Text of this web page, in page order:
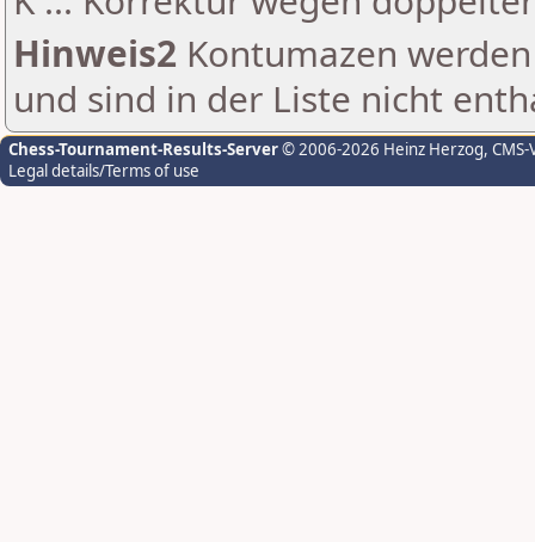
Hinweis2 Kontumazen
und sind in der Liste nicht
Chess-Tournament-Results-Server© 2006-2026 Heinz Herzog,
Legal details/Terms of use